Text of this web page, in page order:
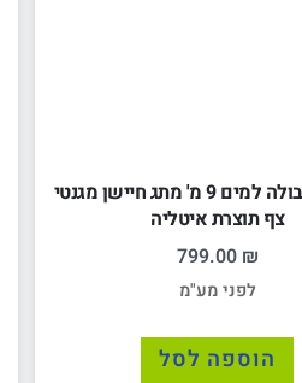
משאבה טבולה למים 9 מ' מתג חיישן מגנטי
צף תוצרת איטליה
799.00 ₪
לפני מע"מ
הוספה לסל